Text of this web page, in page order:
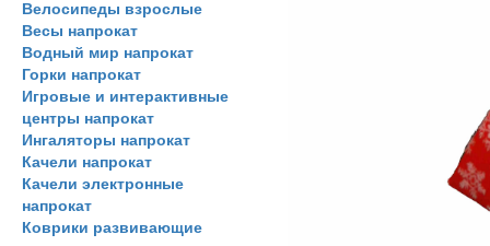
Велосипеды взрослые
Весы напрокат
Водный мир напрокат
Горки напрокат
Игровые и интерактивные
центры напрокат
Ингаляторы напрокат
Качели напрокат
Качели электронные
напрокат
Коврики развивающие